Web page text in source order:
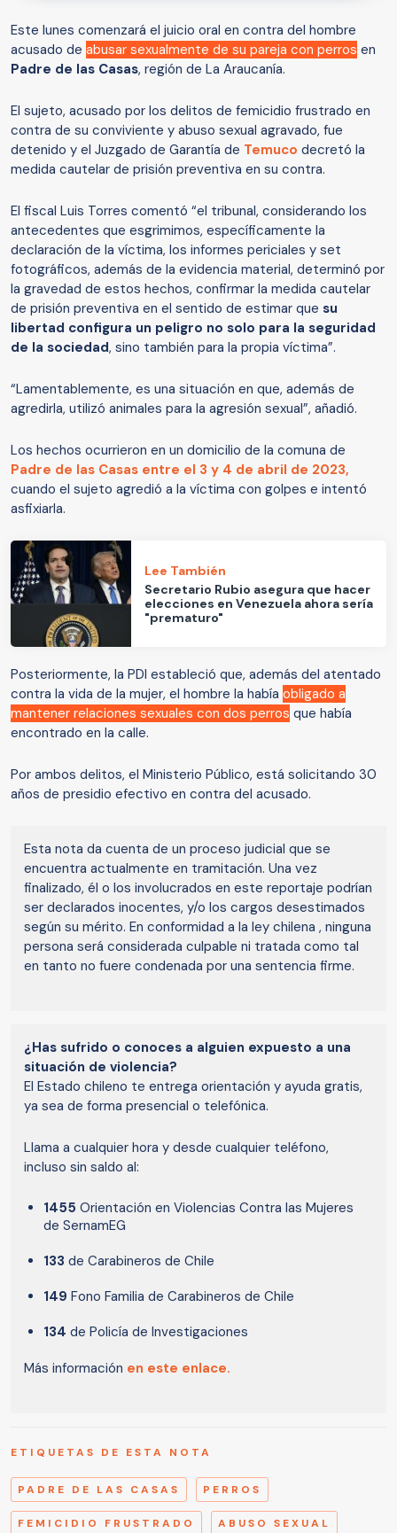
Este lunes comenzará el juicio oral en contra del hombre
acusado de abusar sexualmente de su pareja con perros en
Padre de las Casas, región de La Araucanía.
El sujeto, acusado por los delitos de femicidio frustrado en
contra de su conviviente y abuso sexual agravado, fue
detenido y el Juzgado de Garantía de Temuco decretó la
medida cautelar de prisión preventiva en su contra.
El fiscal Luis Torres comentó “el tribunal, considerando los
antecedentes que esgrimimos, específicamente la
declaración de la víctima, los informes periciales y set
fotográficos, además de la evidencia material, determinó por
la gravedad de estos hechos, confirmar la medida cautelar
de prisión preventiva en el sentido de estimar que su
libertad configura un peligro no solo para la seguridad
de la sociedad, sino también para la propia víctima”.
“Lamentablemente, es una situación en que, además de
agredirla, utilizó animales para la agresión sexual”, añadió.
Los hechos ocurrieron en un domicilio de la comuna de
Padre de las Casas entre el 3 y 4 de abril de 2023,
cuando el sujeto agredió a la víctima con golpes e intentó
asfixiarla.
Lee También
Secretario Rubio asegura que hacer
elecciones en Venezuela ahora sería
"prematuro"
Posteriormente, la PDI estableció que, además del atentado
contra la vida de la mujer, el hombre la había obligado a
mantener relaciones sexuales con dos perros que había
encontrado en la calle.
Por ambos delitos, el Ministerio Público, está solicitando 30
años de presidio efectivo en contra del acusado.
Esta nota da cuenta de un proceso judicial que se
encuentra actualmente en tramitación. Una vez
finalizado, él o los involucrados en este reportaje podrían
ser declarados inocentes, y/o los cargos desestimados
según su mérito. En conformidad a la ley chilena , ninguna
persona será considerada culpable ni tratada como tal
en tanto no fuere condenada por una sentencia firme.
¿Has sufrido o conoces a alguien expuesto a una
situación de violencia?
El Estado chileno te entrega orientación y ayuda gratis,
ya sea de forma presencial o telefónica.
Llama a cualquier hora y desde cualquier teléfono,
incluso sin saldo al:
1455 Orientación en Violencias Contra las Mujeres
de SernamEG
133 de Carabineros de Chile
149 Fono Familia de Carabineros de Chile
134 de Policía de Investigaciones
Más información en este enlace.
ETIQUETAS DE ESTA NOTA
PADRE DE LAS CASAS PERROS
FEMICIDIO FRUSTRADO ABUSO SEXUAL